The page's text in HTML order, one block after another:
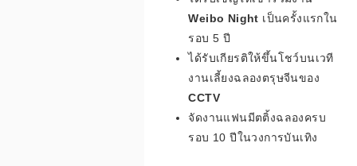
Weibo Night เป็นครั้งแรกใน
รอบ 5 ปี
ได้รับเกียรติให้ขึ้นโชว์บนเวที
งานเลี้ยงฉลองตรุษจีนของ
CCTV
จัดงานแฟนมีตติ้งฉลองครบ
รอบ 10 ปีในวงการบันเทิง